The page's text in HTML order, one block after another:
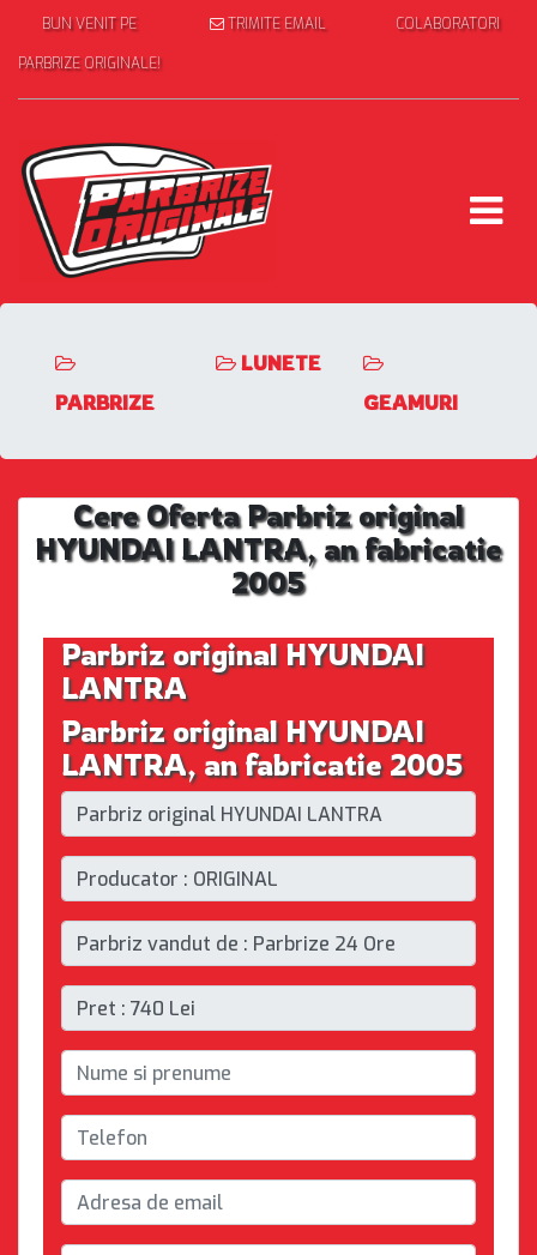
BUN VENIT PE
PARBRIZE ORIGINALE!
TRIMITE EMAIL COLABORATORI
PARBRIZE
LUNETE
GEAMURI
Cere Oferta Parbriz original
HYUNDAI LANTRA, an fabricatie
2005
Parbriz original HYUNDAI
LANTRA
Parbriz original HYUNDAI
LANTRA, an fabricatie 2005